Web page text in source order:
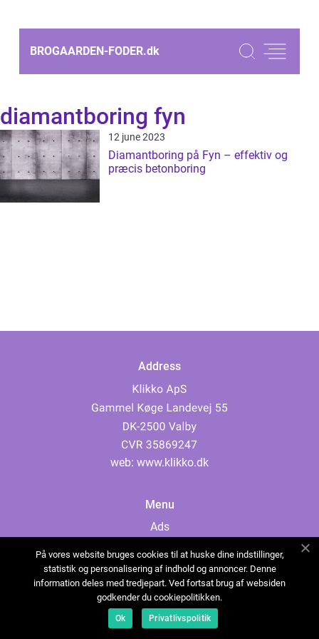
BROGAARDEN-FODER.dk
diamantboring fyn
12 june 2023
Diamantboring på Fyn – effektiv og
præcis betonboring
Address
web: www.klikko.dk
Menu
Ads
Cookies
Contact
Sitemap
På vores website bruges cookies til at huske dine indstillinger,
statistik og personalisering af indhold og annoncer. Denne
information deles med tredjepart. Ved fortsat brug af websiden
godkender du cookiepolitikken.
Ok Privatlivspolitik